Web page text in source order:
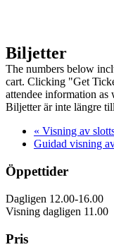
Biljetter
The numbers below
cart. Clicking "Get
attendee information as
Biljetter är inte längre
« Visning av
Guidad visning
Öppettider
Dagligen 12.00-16.00
Visning dagligen 11.00
Pris